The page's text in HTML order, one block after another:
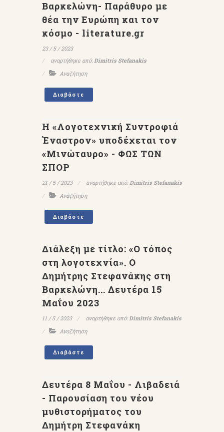
Βαρκελώνη- Παράθυρο με
θέα την Ευρώπη και τον
κόσμο - literature.gr
23 / 5 / 2023
αναρτήθηκε από:Dimitris Stefanakis
Αναζήτηση
Διαβάστε
Η «Λογοτεχνική Συντροφιά
Έναστρον» υποδέχεται τον
«Μινώταυρο» - ΦΩΣ ΤΩΝ
ΣΠΟΡ
21 / 5 / 2023 αναρτήθηκε από:Dimitris Stefanakis
Αναζήτηση
Διαβάστε
Διάλεξη με τίτλο: «Ο τόπος
στη λογοτεχνία». Ο
Δημήτρης Στεφανάκης στη
Βαρκελώνη... Δευτέρα 15
Μαΐου 2023
11 / 5 / 2023 αναρτήθηκε από:Dimitris Stefanakis
Αναζήτηση
Διαβάστε
Δευτέρα 8 Μαΐου - Λιβαδειά
- Παρουσίαση του νέου
μυθιστορήματος του
Δημήτρη Στεφανάκη